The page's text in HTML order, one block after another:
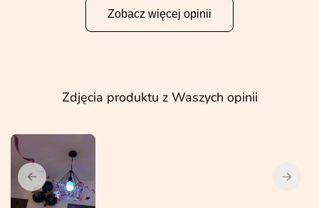
Zobacz więcej opinii
Zdjęcia produktu z Waszych opinii